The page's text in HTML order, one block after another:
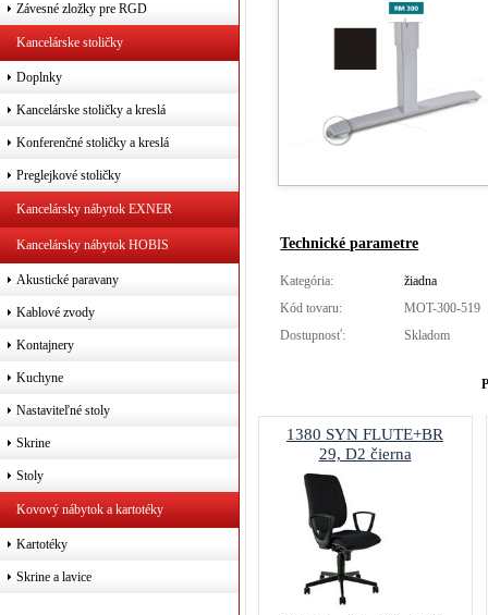
Závesné zložky pre RGD
Kancelárske stoličky
Doplnky
Kancelárske stoličky a kreslá
Konferenčné stoličky a kreslá
Preglejkové stoličky
Kancelársky nábytok EXNER
Kancelársky nábytok HOBIS
Akustické paravany
Kablové zvody
Kontajnery
Kuchyne
Nastaviteľné stoly
Skrine
Stoly
Kovový nábytok a kartotéky
Kartotéky
Skrine a lavice
Technické parametre
Kategória:
žiadna
Kód tovaru:
MOT-300-519
Dostupnosť:
Skladom
1380 SYN FLUTE+BR
29, D2 čierna